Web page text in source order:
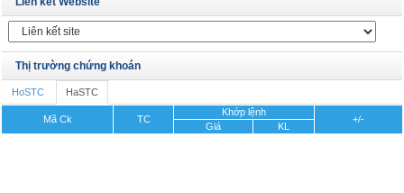
Thị trường chứng khoán
HoSTC HaSTC
Mã Ck TC
Khớp lệnh
+/-
Giá KL